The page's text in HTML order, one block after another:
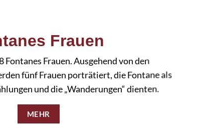
Frauen
Fontanes Frauen. Ausgehend von den
fünf Frauen porträtiert, die Fontane als
und die „Wanderungen“ dienten.
MEHR